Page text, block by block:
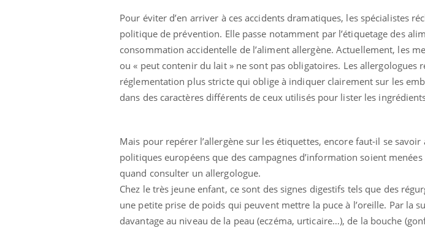
Pour éviter d’en arriver à ces accidents dramatiques, les spécialistes
politique de prévention. Elle passe notamment par l’étiquetage des
consommation accidentelle de l’aliment allergène. Actuellement, les
ou « peut contenir du lait » ne sont pas obligatoires. Les allergologues
réglementation plus stricte qui oblige à indiquer clairement sur les
dans des caractères différents de ceux utilisés pour lister les
Mais pour repérer l’allergène sur les étiquettes, encore faut-il se savoir
politiques européens que des campagnes d’information soient
quand consulter un allergologue.
Chez le très jeune enfant, ce sont des signes digestifs tels que des
une petite prise de poids qui peuvent mettre la puce à l’oreille. Par la
davantage au niveau de la peau (eczéma, urticaire…), de la bouche